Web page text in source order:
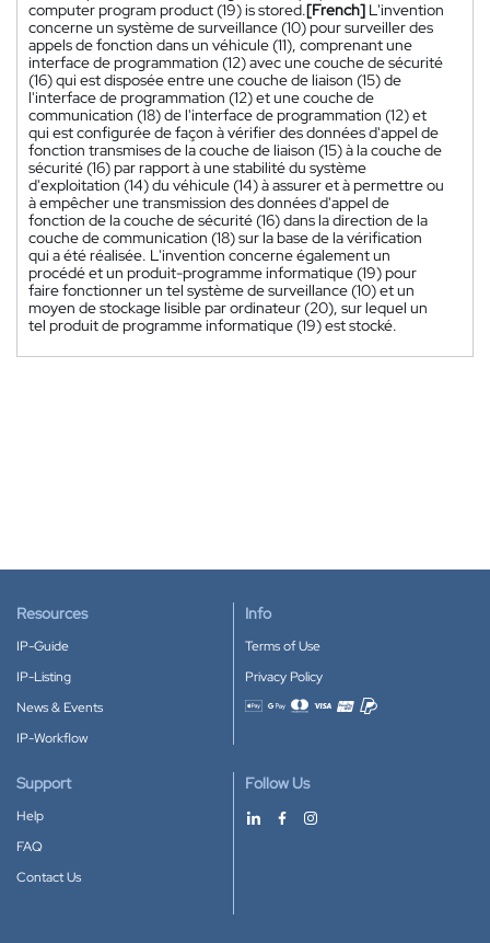
computer program product (19) is stored.[French] L'invention
concerne un système de surveillance (10) pour surveiller des
appels de fonction dans un véhicule (11), comprenant une
interface de programmation (12) avec une couche de sécurité
(16) qui est disposée entre une couche de liaison (15) de
l'interface de programmation (12) et une couche de
communication (18) de l'interface de programmation (12) et
qui est configurée de façon à vérifier des données d'appel de
fonction transmises de la couche de liaison (15) à la couche de
sécurité (16) par rapport à une stabilité du système
d'exploitation (14) du véhicule (14) à assurer et à permettre ou
à empêcher une transmission des données d'appel de
fonction de la couche de sécurité (16) dans la direction de la
couche de communication (18) sur la base de la vérification
qui a été réalisée. L'invention concerne également un
procédé et un produit-programme informatique (19) pour
faire fonctionner un tel système de surveillance (10) et un
moyen de stockage lisible par ordinateur (20), sur lequel un
tel produit de programme informatique (19) est stocké.
Resources
IP-Guide
IP-Listing
News & Events
IP-Workflow
Info
Terms of Use
Privacy Policy
Accepted payment methods
Support
Help
FAQ
Contact Us
Follow Us